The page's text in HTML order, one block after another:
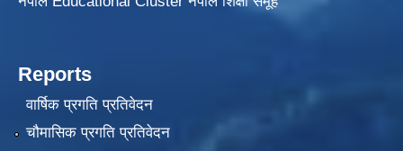
Reports
वार्षिक प्रगति प्रतिवेदन
चौमासिक प्रगति प्रतिवेदन